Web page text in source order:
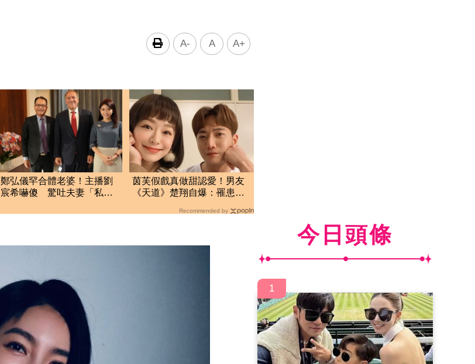
A- A A+
鄭弘儀罕合體老婆！主播劉
宸希嚇傻 驚吐夫妻「私下
茵芙假戲真做甜認愛！男友
《天道》楚翔自爆：罹患隱
Recommended by
今日頭條
1